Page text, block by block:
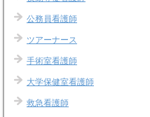
公務員看護師
ツアーナース
手術室看護師
大学保健室看護師
救急看護師